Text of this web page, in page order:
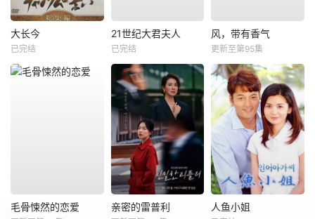
大长今
已完结
21世纪大君夫人
已完结
风，带有香气
更新至第95集
毛骨悚然的恋爱 亲密的雷普利 人鱼小姐